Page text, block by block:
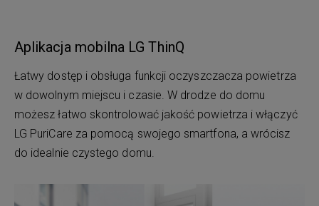
Aplikacja mobilna LG ThinQ
Łatwy dostęp i obsługa funkcji oczyszczacza powietrza
w dowolnym miejscu i czasie. W drodze do domu
możesz łatwo skontrolować jakość powietrza i włączyć
LG PuriCare za pomocą swojego smartfona, a wrócisz
do idealnie czystego domu.